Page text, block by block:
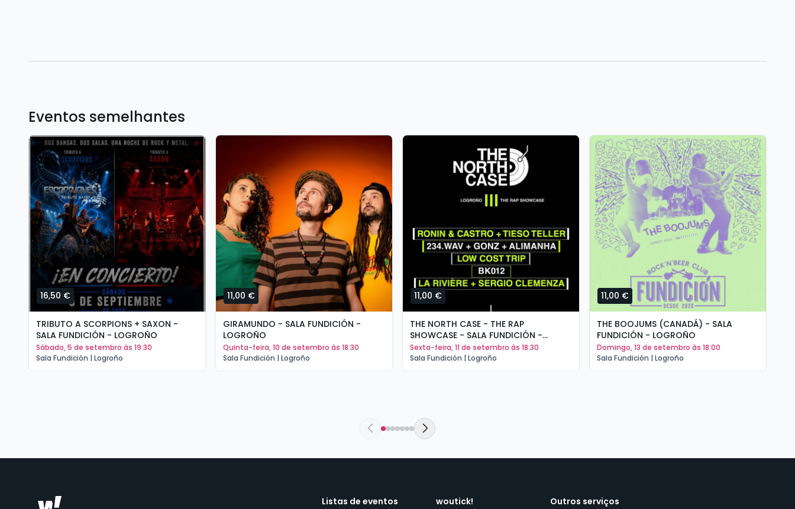
Eventos semelhantes
16,50 €
TRIBUTO A SCORPIONS + SAXON -
SALA FUNDICIÓN - LOGROÑO
sábado, 5 de setembro às 19:30
Sala Fundición | Logroño
11,00 €
GIRAMUNDO - SALA FUNDICIÓN -
LOGROÑO
quinta-feira, 10 de setembro às 18:30
Sala Fundición | Logroño
11,00 €
THE NORTH CASE - THE RAP
SHOWCASE - SALA FUNDICIÓN -
LOGROÑO
sexta-feira, 11 de setembro às 18:30
Sala Fundición | Logroño
11,00 €
THE BOOJUMS (CANADÁ) - SALA
FUNDICIÓN - LOGROÑO
domingo, 13 de setembro às 18:00
Sala Fundición | Logroño
Listas de eventos woutick! Outros serviços